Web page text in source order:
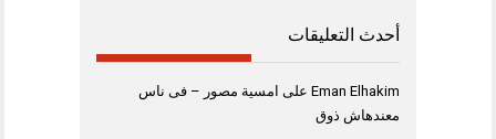
أحدث التعليقات
Eman Elhakim على امسية مصور – فى ناس
معندهاش ذوق